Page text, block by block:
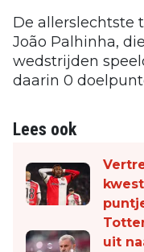
De allerslechtste
João Palhinha,
wedstrijden
daarin 0
Lees ook
uit